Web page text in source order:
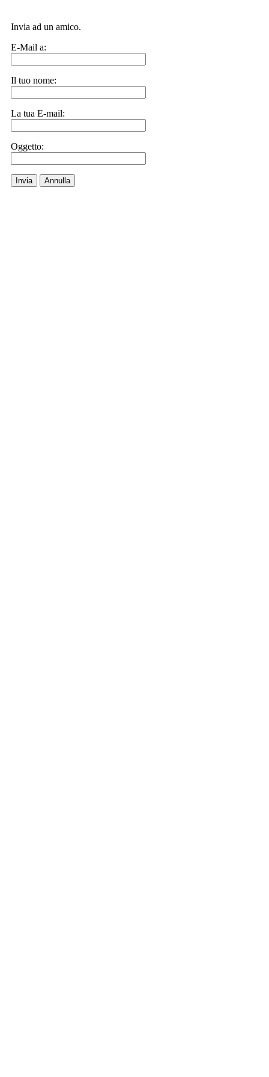
Invia ad un amico.
E-Mail a:
Il tuo nome:
La tua E-mail:
Oggetto:
Invia Annulla